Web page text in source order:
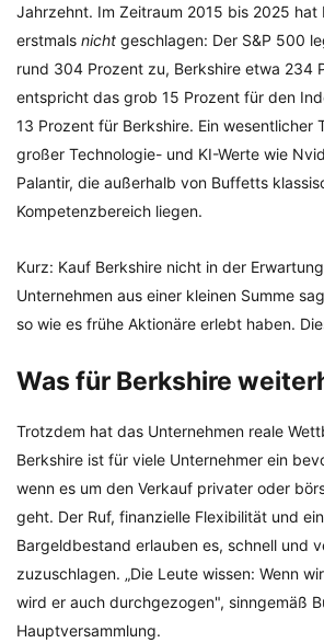
Jahrzehnt. Im Zeitraum 2015 bis 2025 hat
erstmals nicht geschlagen: Der S&P 500
rund 304 Prozent zu, Berkshire etwa 234
entspricht das grob 15 Prozent für den
13 Prozent für Berkshire. Ein wesentlicher
großer Technologie- und KI-Werte wie
Palantir, die außerhalb von Buffetts
Kompetenzbereich liegen.
Kurz: Kauf Berkshire nicht in der
Unternehmen aus einer kleinen Summe
so wie es frühe Aktionäre erlebt haben.
Was für Berkshire
Trotzdem hat das Unternehmen reale
Berkshire ist für viele Unternehmer ein
wenn es um den Verkauf privater oder
geht. Der Ruf, finanzielle Flexibilität und
Bargeldbestand erlauben es, schnell und
zuzuschlagen. „Die Leute wissen: Wenn
wird er auch durchgezogen", sinngemäß
Hauptversammlung.